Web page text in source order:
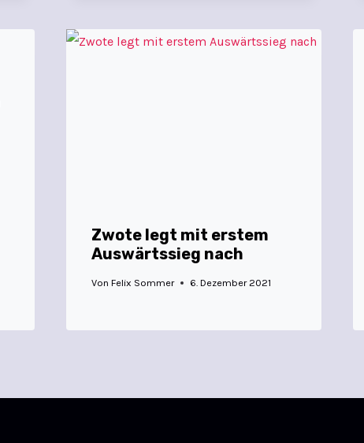
Zwote legt mit erstem
Auswärtssieg nach
Von Felix Sommer 6. Dezember 2021